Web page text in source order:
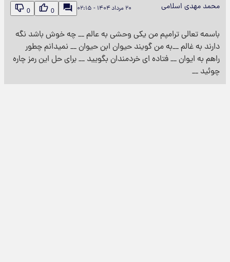
محمد مهدی اسلامی ۲۰ مرداد ۱۴۰۴ - ۰۲:۱۵ 0
0
باسمه تعالی ترامپم من یکی وحشی به عالم __ چه خوش باشد نگه
دارند به غالم __به من گویند حیوان ابن حیوان __ نمیدانم چطور
راهم به ایوان __ فتاده ای خردمندان بگویید __ برای حل این رمز چاره
چوئید __